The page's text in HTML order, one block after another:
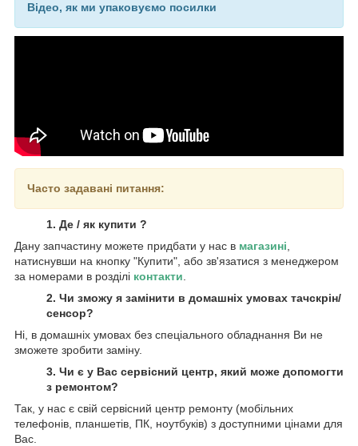
Відео, як ми упаковуємо посилки
Часто задавані питання:
1. Де / як купити ?
Дану запчастину можете придбати у нас в магазині
натиснувши на кнопку "Купити", або зв'язатися з менеджером
за номерами в розділі контакти
2. Чи зможу я замінити в домашніх умовах тачскрін/
сенсор?
Ні, в домашніх умовах без спеціального обладнання Ви не
зможете зробити заміну.
3. Чи є у Вас сервісний центр, який може допомогти
з ремонтом?
Так, у нас є свій сервісний центр ремонту (мобільних
телефонів, планшетів, ПК, ноутбуків) з доступними цінами для
Вас.